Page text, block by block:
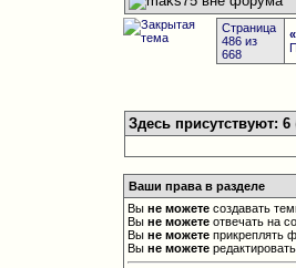
Страница
486 из
668
«
Здесь присутствуют: 6
Ваши права в разделе
Выне можете создавать
Выне можете отвечать на
Выне можете прикреплять
Выне можете